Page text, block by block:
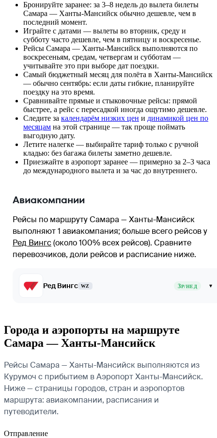
Бронируйте заранее: за 3–8 недель до вылета билеты
Самара — Ханты-Мансийск обычно дешевле, чем в
последний момент.
Играйте с датами — вылеты во вторник, среду и
субботу часто дешевле, чем в пятницу и воскресенье.
Рейсы Самара — Ханты-Мансийск выполняются по
воскресеньям, средам, четвергам и субботам —
учитывайте это при выборе дат поездки.
Самый бюджетный месяц для полёта в Ханты-Мансийск
— обычно сентябрь: если даты гибкие, планируйте
поездку на это время.
Сравнивайте прямые и стыковочные рейсы: прямой
быстрее, а рейс с пересадкой иногда ощутимо дешевле.
Следите за календарём низких цен и динамикой цен по
месяцам на этой странице — так проще поймать
выгодную дату.
Летите налегке — выбирайте тариф только с ручной
кладью: без багажа билеты заметно дешевле.
Приезжайте в аэропорт заранее — примерно за 2–3 часа
до международного вылета и за час до внутреннего.
Авиакомпании
Рейсы по маршруту Самара — Ханты-Мансийск
выполняют 1 авиакомпания; больше всего рейсов у
Ред Вингс(около 100% всех рейсов). Сравните
перевозчиков, доли рейсов и расписание ниже.
Ред Вингс WZ 3Р/НЕД ▾
Города и аэропорты на маршруте
Самара — Ханты-Мансийск
Рейсы Самара — Ханты-Мансийск выполняются из
Курумоч с прибытием в Аэропорт Ханты-Мансийск.
Ниже — страницы городов, стран и аэропортов
маршрута: авиакомпании, расписания и
путеводители.
Отправление